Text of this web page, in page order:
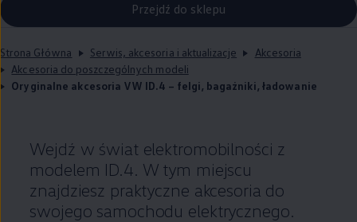
Przejdź do sklepu
Strona Główna Serwis, akcesoria i aktualizacje
Akcesoria
Akcesoria do poszczególnych modeli
Oryginalne akcesoria VW ID.4 – felgi, bagażniki, ładowanie
Wejdź w świat elektromobilności z
modelem ID.4. W tym miejscu
znajdziesz praktyczne akcesoria do
swojego samochodu elektrycznego.